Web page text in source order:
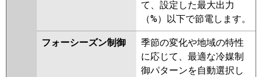
PDZ-HRMP80G2 PDZ-ERMP80G2
PDZ-HRMP80GZ PDZ-ERMP80GZ
PDZ-HRMP80GY PDZ-ERMP80GY
PDZ-HRMP80GV PDZ-ERMP80GV
PDZ-ERMP80GR
て、設定した最大出力
（%）以下で節電します。
フォーシーズン制御
季節の変化や地域の特性
に応じて、最適な冷媒制
御パターンを自動選択し